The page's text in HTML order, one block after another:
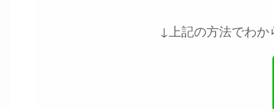
↓上記の方法でわ